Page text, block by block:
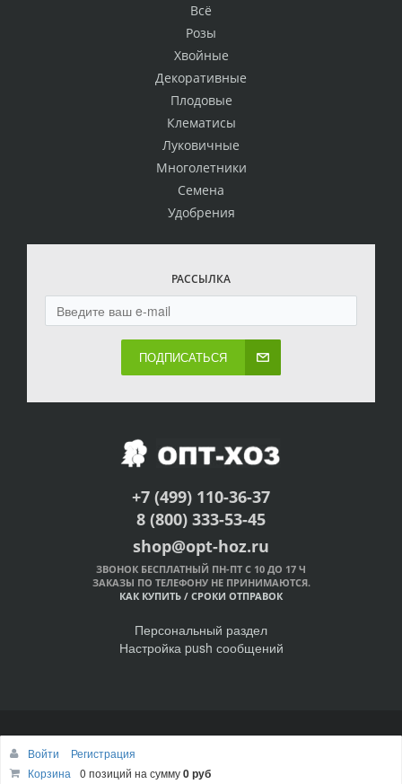
Всё
Розы
Хвойные
Декоративные
Плодовые
Клематисы
Луковичные
Многолетники
Семена
Удобрения
РАССЫЛКА
ПОДПИСАТЬСЯ
+7 (499) 110-36-37
8 (800) 333-53-45
shop@opt-hoz.ru
ЗВОНОК БЕСПЛАТНЫЙ ПН-ПТ С 10 ДО 17 Ч
ЗАКАЗЫ ПО ТЕЛЕФОНУ НЕ ПРИНИМАЮТСЯ.
КАК КУПИТЬ / СРОКИ ОТПРАВОК
Персональный раздел
Настройка push сообщений
© Интернет-магазин ОПТ-ХОЗ, 2011-2026
Войти
Регистрация
Корзина
0 позиций на сумму0 руб